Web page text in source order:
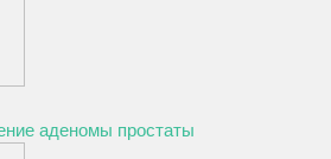
аденомы простаты